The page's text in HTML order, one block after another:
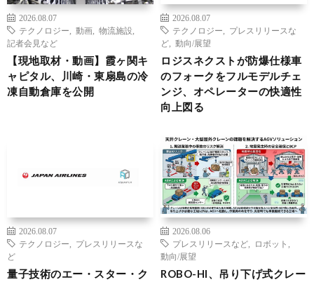
2026.08.07
テクノロジー
動画 物流施設
記者会見など
【現地取材・動画】霞ヶ関キ
ャピタル、川崎・東扇島の冷
凍自動倉庫を公開
2026.08.07
テクノロジー
プレスリリースな
ど
動向/展望
ロジスネクストが防爆仕様車
のフォークをフルモデルチェ
ンジ、オペレーターの快適性
向上図る
2026.08.07
テクノロジー
プレスリリースな
ど
量子技術のエー・スター・ク
2026.08.06
プレスリリースなど
ロボット
動向/展望
ROBO-HI、吊り下げ式クレー